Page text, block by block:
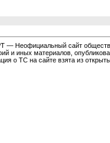
сайт
и иных материалов,
о ТС на сайте взята из